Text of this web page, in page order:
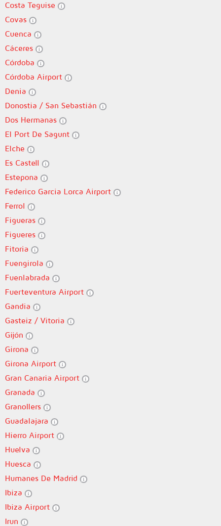
Costa Teguise
Covas
Cuenca
Cáceres
Córdoba
Córdoba Airport
Denia
Donostia / San Sebastián
Dos Hermanas
El Port De Sagunt
Elche
Es Castell
Estepona
Federico Garcia Lorca Airport
Ferrol
Figueras
Figueres
Fitoria
Fuengirola
Fuenlabrada
Fuerteventura Airport
Gandia
Gasteiz / Vitoria
Gijón
Girona
Girona Airport
Gran Canaria Airport
Granada
Granollers
Guadalajara
Hierro Airport
Huelva
Huesca
Humanes De Madrid
Ibiza
Ibiza Airport
Irun